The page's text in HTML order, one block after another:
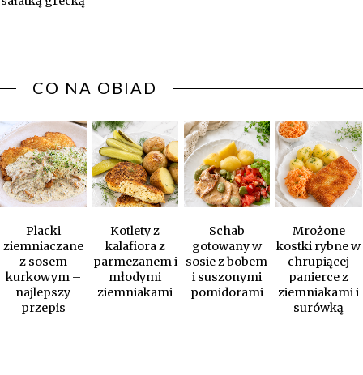
CO NA OBIAD
Placki
ziemniaczane
z sosem
kurkowym –
najlepszy
przepis
Kotlety z
kalafiora z
parmezanem i
młodymi
ziemniakami
Schab
gotowany w
sosie z bobem
i suszonymi
pomidorami
Mrożone
kostki rybne w
chrupiącej
panierce z
ziemniakami i
surówką